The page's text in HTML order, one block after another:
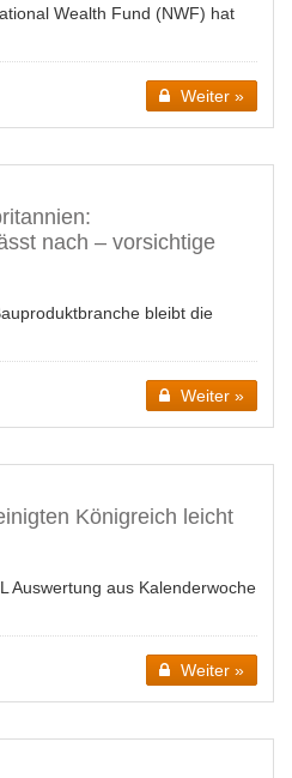
Wealth Fund (NWF) hat
Weiter »
nach – vorsichtige
bleibt die
Weiter »
Königreich leicht
Auswertung aus Kalenderwoche
Weiter »